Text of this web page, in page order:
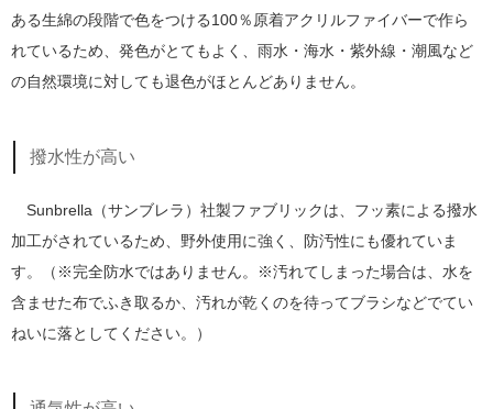
ある生綿の段階で色をつける100％原着アクリルファイバーで作ら
れているため、発色がとてもよく、雨水・海水・紫外線・潮風など
の自然環境に対しても退色がほとんどありません。
撥水性が高い
Sunbrella（サンブレラ）社製ファブリックは、フッ素による撥水
加工がされているため、野外使用に強く、防汚性にも優れていま
す。（※完全防水ではありません。※汚れてしまった場合は、水を
含ませた布でふき取るか、汚れが乾くのを待ってブラシなどでてい
ねいに落としてください。）